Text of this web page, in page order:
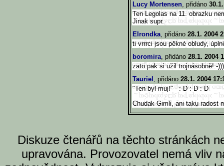
Lucy Mortensen, přidáno
Ten Legolas na 11. obrazku
Jinak supr.
Elrondka, přidáno 28.1. 2004
ti vrrrci jsou pěkné obludy,
boromira, přidáno 28.1. 2004
zato pak si užil trojnásobně!:-)))
Tauriel , přidáno 28.1. 2004
"Ten byl muj!" - :-D :-D :-D
Chudak Gimli, ani taku radost
Diskuze čtenářů na těchto stránkách
upravována. Provozovatel nemá vliv